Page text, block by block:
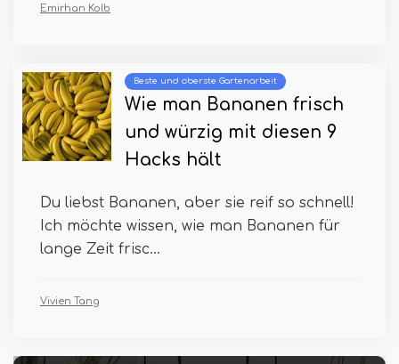
Emirhan Kolb
Beste und oberste Gartenarbeit
Wie man Bananen frisch
und würzig mit diesen 9
Hacks hält
Du liebst Bananen, aber sie reif so schnell!
Ich möchte wissen, wie man Bananen für
lange Zeit frisc...
Vivien Tang